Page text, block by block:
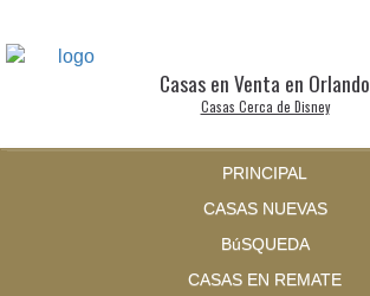
Casas en Venta en Orlando
Casas Cerca de Disney
PRINCIPAL
CASAS NUEVAS
BúSQUEDA
CASAS EN REMATE